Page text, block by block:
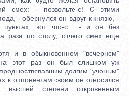
смех: - позвольте-с! С этими
- обернулся он вдруг к князю, -
пунктах, вот что-с... - и он без
раза по столу, отчего смех еще
в обыкновенном "вечернем"
этот раз он был слишком уж
долгим "ученым"
к оппонентам своим он относился
степени откровенным